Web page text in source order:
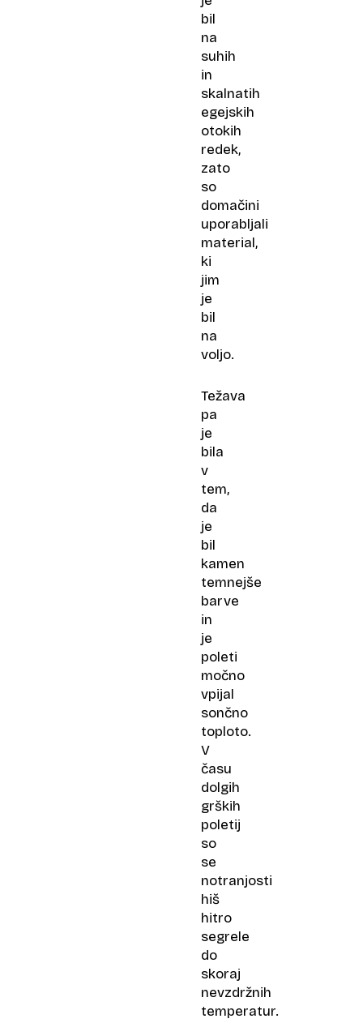
bil
na
suhih
in
skalnatih
egejskih
otokih
redek,
zato
so
domačini
uporabljali
material,
ki
jim
je
bil
na
voljo.
Težava
pa
je
bila
v
tem,
da
je
bil
kamen
temnejše
barve
in
je
poleti
močno
vpijal
sončno
toploto.
V
času
dolgih
grških
poletij
so
se
notranjosti
hiš
hitro
segrele
do
skoraj
nevzdržnih
temperatur.